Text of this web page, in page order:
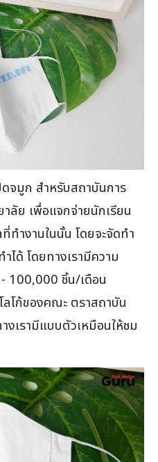
จมูก สำหรับสถาบันการ
ลัย เพื่อแจกจ่ายนักเรียน
ทำงานในนั้น โดยจะจัดทำ
ได้ โดยทางเรามีความ
100,000 ชิ้น/เดือน
โก้ของคณะ ตราสถาบัน
งเรามีแบบตัวเหมือนให้ชม